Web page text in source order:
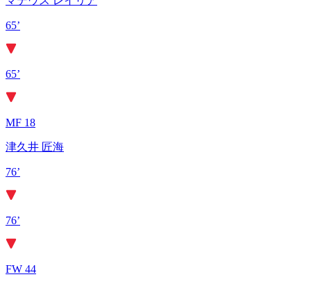
65’
65’
MF 18
津久井 匠海
76’
76’
FW 44